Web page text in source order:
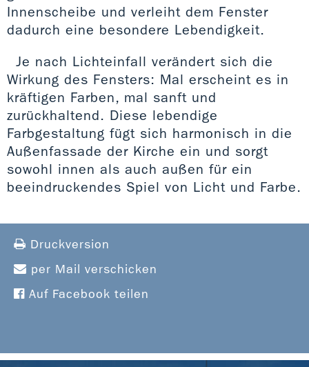
Innenscheibe und verleiht dem Fenster
dadurch eine besondere Lebendigkeit.
Je nach Lichteinfall verändert sich die
Wirkung des Fensters: Mal erscheint es in
kräftigen Farben, mal sanft und
zurückhaltend. Diese lebendige
Farbgestaltung fügt sich harmonisch in die
Außenfassade der Kirche ein und sorgt
sowohl innen als auch außen für ein
beeindruckendes Spiel von Licht und Farbe.
Druckversion
per Mail verschicken
Auf Facebook teilen